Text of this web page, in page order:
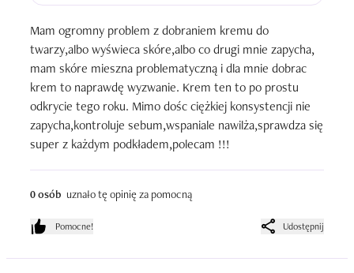
Mam ogromny problem z dobraniem kremu do
twarzy,albo wyświeca skóre,albo co drugi mnie zapycha,
mam skóre mieszna problematyczną i dla mnie dobrac
krem to naprawdę wyzwanie. Krem ten to po prostu
odkrycie tego roku. Mimo dośc ciężkiej konsystencji nie
zapycha,kontroluje sebum,wspaniale nawilża,sprawdza się
super z każdym podkładem,polecam !!!
0 osób uznało tę opinię za pomocną
Pomocne! Udostępnij